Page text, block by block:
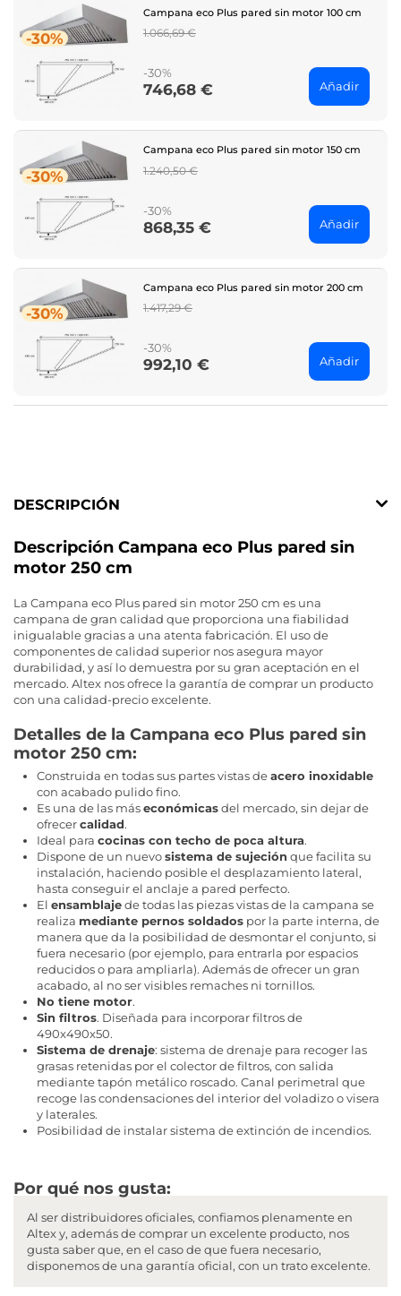
-30%
Campana eco Plus pared sin motor 100 cm
Regular
1.066,69 €
-30%
Price
746,68 € Añadir
-30%
Campana eco Plus pared sin motor 150 cm
Regular
1.240,50 €
-30%
Price
868,35 € Añadir
-30%
Campana eco Plus pared sin motor 200 cm
Regular
1.417,29 €
-30%
Price
992,10 € Añadir
DESCRIPCIÓN
Descripción Campana eco Plus pared sin
motor 250 cm
La Campana eco Plus pared sin motor 250 cm es una
campana de gran calidad que proporciona una fiabilidad
inigualable gracias a una atenta fabricación. El uso de
componentes de calidad superior nos asegura mayor
durabilidad, y así lo demuestra por su gran aceptación en el
mercado. Altex nos ofrece la garantía de comprar un producto
con una calidad-precio excelente.
Detalles de la Campana eco Plus pared sin
motor 250 cm:
Construida en todas sus partes vistas deacero inoxidable
con acabado pulido fino.
Es una de las máseconómicasdel mercado, sin dejar de
ofrecercalidad.
Ideal para cocinas con techo de poca altura.
Dispone de un nuevosistema de sujeción que facilita su
instalación, haciendo posible el desplazamiento lateral,
hasta conseguir el anclaje a pared perfecto.
El ensamblajede todas las piezas vistas de la campana se
realiza mediante pernos soldados por la parte interna, de
manera que da la posibilidad de desmontar el conjunto, si
fuera necesario (por ejemplo, para entrarla por espacios
reducidos o para ampliarla). Además de ofrecer un gran
acabado, al no ser visibles remaches ni tornillos.
No tiene motor.
Sin filtros. Diseñada para incorporar filtros de
490x490x50.
Sistema de drenaje: sistema de drenaje para recoger las
grasas retenidas por el colector de filtros, con salida
mediante tapón metálico roscado. Canal perimetral que
recoge las condensaciones del interior del voladizo o visera
y laterales.
Posibilidad de instalar sistema de extinción de incendios.
Por qué nos gusta:
Al ser distribuidores oficiales, confiamos plenamente en
Altex y, además de comprar un excelente producto, nos
gusta saber que, en el caso de que fuera necesario,
disponemos de una garantía oficial, con un trato excelente.